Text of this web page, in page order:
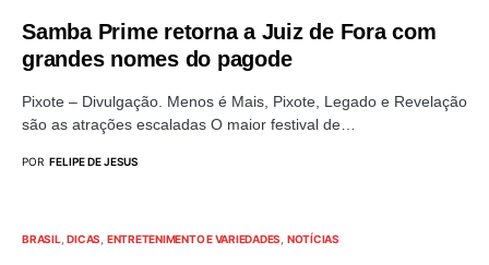
Samba Prime retorna a Juiz de Fora com
grandes nomes do pagode
Pixote – Divulgação. Menos é Mais, Pixote, Legado e Revelação
são as atrações escaladas O maior festival de…
POR FELIPE DE JESUS
BRASIL DICAS ENTRETENIMENTO E VARIEDADES NOTÍCIAS